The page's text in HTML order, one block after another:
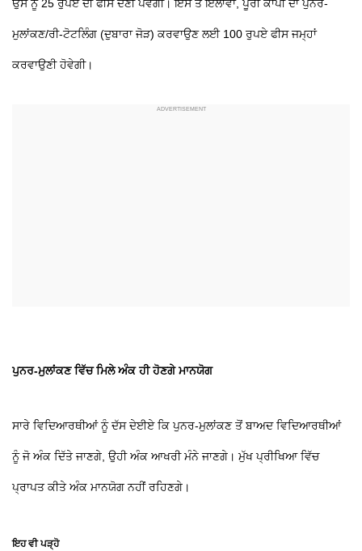
ਉਸ ਨੂੰ 25 ਰੁਪਏ ਦੀ ਫੀਸ ਦੇਣੀ ਪਵੇਗੀ। ਇਸ ਤੋਂ ਇਲਾਵਾ, ਪੂਰੀ ਕਾਪੀ ਦਾ ਪੁਨਰ-
ਮੁਲਾਂਕਣ/ਰੀ-ਟੋਟਲਿੰਗ (ਦੁਬਾਰਾ ਜੋੜ) ਕਰਵਾਉਣ ਲਈ 100 ਰੁਪਏ ਫੀਸ ਜਮ੍ਹਾਂ
ਕਰਵਾਉਣੀ ਹੋਵੇਗੀ।
ਪੁਨਰ-ਮੁਲਾਂਕਣ ਵਿੱਚ ਮਿਲੇ ਅੰਕ ਹੀ ਹੋਣਗੇ ਮਾਨਯੋਗ
ਸਾਰੇ ਵਿਦਿਆਰਥੀਆਂ ਨੂੰ ਦੱਸ ਦੇਈਏ ਕਿ ਪੁਨਰ-ਮੁਲਾਂਕਣ ਤੋਂ ਬਾਅਦ ਵਿਦਿਆਰਥੀਆਂ
ਨੂੰ ਜੋ ਅੰਕ ਦਿੱਤੇ ਜਾਣਗੇ, ਉਹੀ ਅੰਕ ਆਖਰੀ ਮੰਨੇ ਜਾਣਗੇ। ਮੁੱਖ ਪ੍ਰੀਖਿਆ ਵਿੱਚ
ਪ੍ਰਾਪਤ ਕੀਤੇ ਅੰਕ ਮਾਨਯੋਗ ਨਹੀਂ ਰਹਿਣਗੇ।
ਇਹ ਵੀ ਪੜ੍ਹੋ